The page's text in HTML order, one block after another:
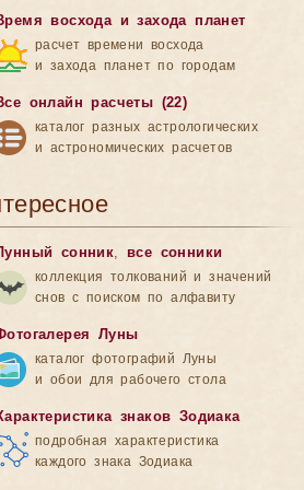
восхода и захода планет
расчет времени восхода
и захода планет по городам
онлайн расчеты (22)
каталог разных астрологических
и астрономических расчетов
сонник, все сонники
коллекция толкований и значений
снов с поиском по алфавиту
Луны
каталог фотографий Луны
и обои для рабочего стола
знаков Зодиака
подробная характеристика
каждого знака Зодиака